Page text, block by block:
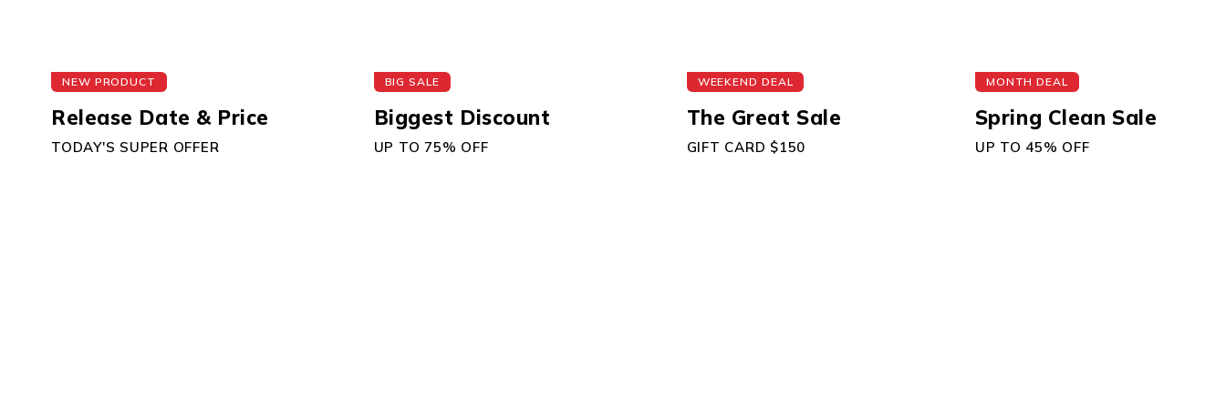
NEW PRODUCT
Release Date & Price
TODAY'S SUPER OFFER
BIG SALE
Biggest Discount
UP TO 75% OFF
WEEKEND DEAL
The Great Sale
GIFT CARD $150
MONTH DEAL
Spring Clean Sale
UP TO 45% OFF